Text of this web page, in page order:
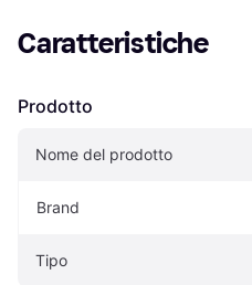
Caratteristiche
Prodotto
Nome del prodotto
Brand
Tipo